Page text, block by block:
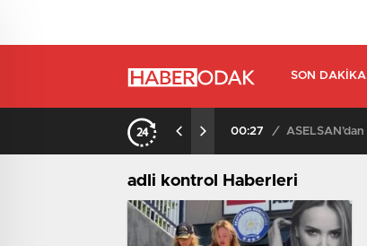
SON DAKIKA
00:27 /
adli kontrol Haberleri